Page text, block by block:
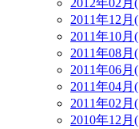
2012年02月
2011年12月
2011年10月
2011年08月
2011年06月
2011年04月
2011年02月
2010年12月